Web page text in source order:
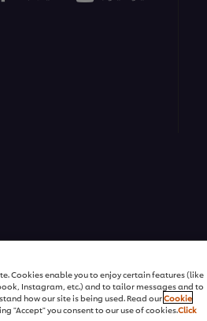
Cookies enable you to enjoy certain features (like
Instagram, etc.) and to tailor messages and to
how our site is being used. Read ourCookie
"Accept" you consent to our use of cookies.Click